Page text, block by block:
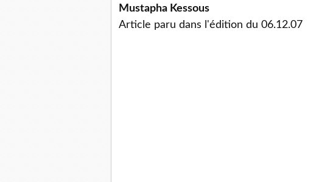
Mustapha Kessous
Article paru dans l'édition du 06.12.07